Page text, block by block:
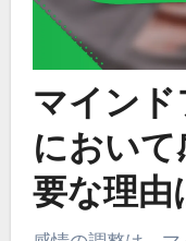
マイン
において
要な理由